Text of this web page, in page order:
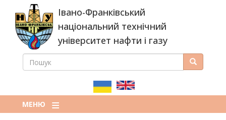
основного
вмісту
Івано-Франківський
національний технічний
університет нафти і газу
ПОШУКОВА
ПОШУК Пошук
МЕНЮ